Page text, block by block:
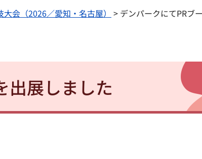
会（2026／愛知・名古屋）
> デンパークにてPRブ
出展しました